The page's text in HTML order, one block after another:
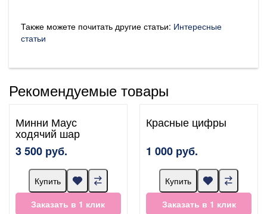
Также можете почитать другие статьи: Интересные
статьи
Рекомендуемые товары
Минни Маус
ходячий шар
3 500 руб.
Купить
Заказать в 1 клик
Красные цифры
1 000 руб.
Купить
Заказать в 1 клик